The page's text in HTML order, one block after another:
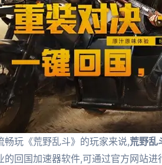
畅玩《荒野乱斗》的玩家来说,荒野乱
的回国加速器软件,可通过官方网站